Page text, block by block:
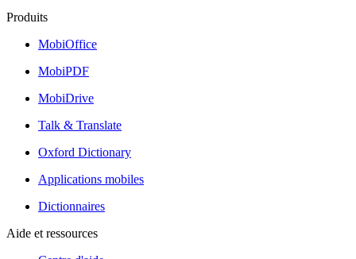
Produits
MobiOffice
MobiPDF
MobiDrive
Talk & Translate
Oxford Dictionary
Applications mobiles
Dictionnaires
Aide et ressources